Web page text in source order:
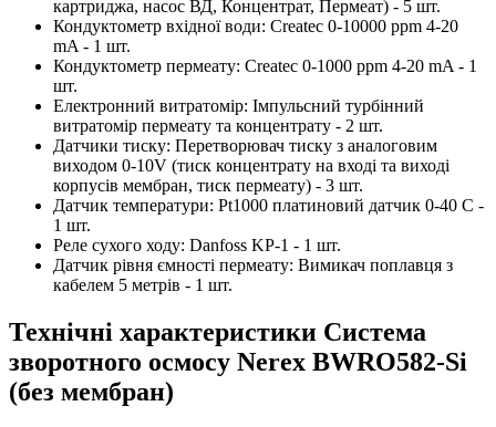
картриджа, насос ВД, Концентрат, Пермеат) - 5 шт.
Кондуктометр вхідної води: Createc 0-10000 ppm 4-20
mA - 1 шт.
Кондуктометр пермеату: Createc 0-1000 ppm 4-20 mA - 1
шт.
Електронний витратомір: Імпульсний турбінний
витратомір пермеату та концентрату - 2 шт.
Датчики тиску: Перетворювач тиску з аналоговим
виходом 0-10V (тиск концентрату на вході та виході
корпусів мембран, тиск пермеату) - 3 шт.
Датчик температури: Pt1000 платиновий датчик 0-40 C -
1 шт.
Реле сухого ходу: Danfoss KP-1 - 1 шт.
Датчик рівня ємності пермеату: Вимикач поплавця з
кабелем 5 метрів - 1 шт.
Технічні характеристики Система
зворотного осмосу Nerex BWRO582-Si
(без мембран)